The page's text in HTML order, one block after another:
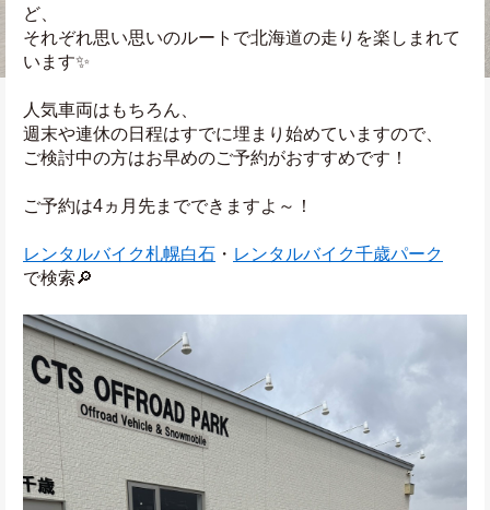
ど、
それぞれ思い思いのルートで北海道の走りを楽しまれて
います✨
人気車両はもちろん、
週末や連休の日程はすでに埋まり始めていますので、
ご検討中の方はお早めのご予約がおすすめです！
ご予約は4ヵ月先までできますよ～！
レンタルバイク札幌白石 ・ レンタルバイク千歳パーク
で検索🔎